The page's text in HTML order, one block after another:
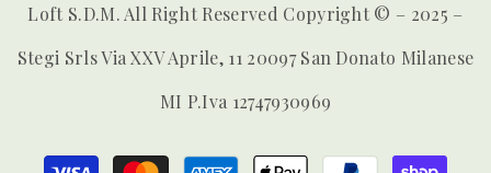
Loft S.D.M. All Right Reserved Copyright © – 2025 –
Stegi Srls Via XXV Aprile, 11 20097 San Donato Milanese
MI P.iva 12747930969
Payment